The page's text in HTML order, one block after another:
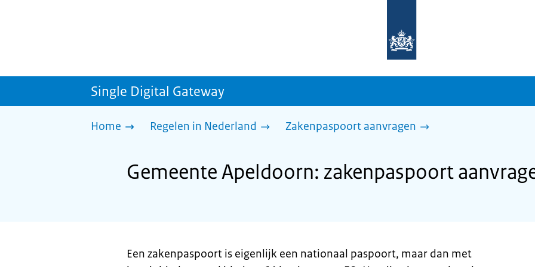
homepage
sdg.rijksoverheid.nl
Single Digital Gateway
Home Regelen in Nederland Zakenpaspoort aanvragen
Gemeente Apeldoorn: zakenpaspoort
Een zakenpaspoort is eigenlijk een nationaal paspoort, maar dan met